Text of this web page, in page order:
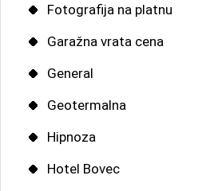
Fotografija na platnu
Garažna vrata cena
General
Geotermalna
Hipnoza
Hotel Bovec